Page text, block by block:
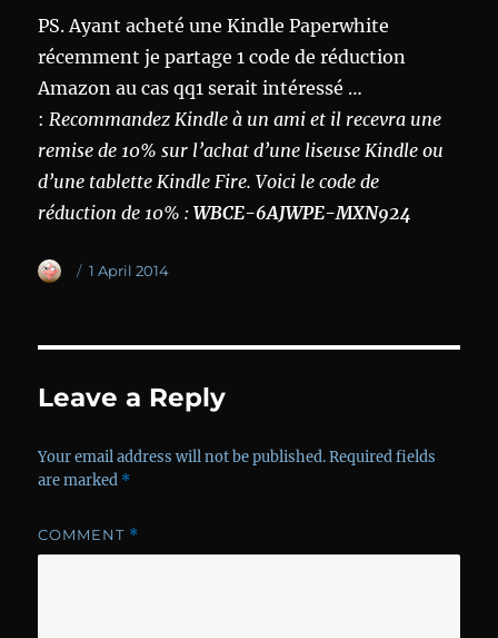
PS. Ayant acheté une Kindle Paperwhite
récemment je partage 1 code de réduction
Amazon au cas qq1 serait intéressé …
:Recommandez Kindle à un ami et il recevra une
remise de 10% sur l’achat d’une liseuse Kindle ou
d’une tablette Kindle Fire. Voici le code de
réduction de 10% :WBCE-6AJWPE-MXN924
Author
Posted
1 April 2014
Leave a Reply
Your email address will not be published. Required fields
are marked *
COMMENT *